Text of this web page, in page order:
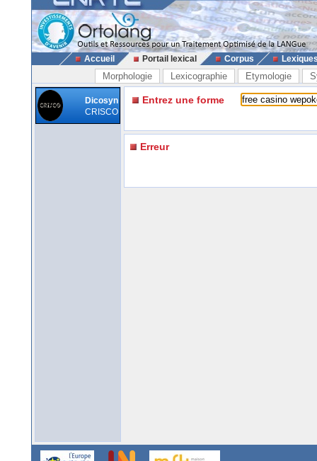
Accueil Portail lexical Corpus
Morphologie Lexicographie Etymologie
Dicosyn
CRISCO
Entrez une forme
Erreur